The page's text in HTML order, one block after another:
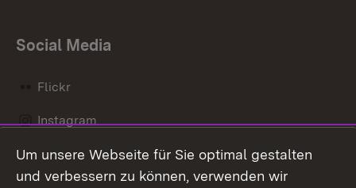
Social Media
Flickr
Instagram
Social Wall
Um unsere Webseite für Sie optimal gestalten
und verbessern zu können, verwenden wir